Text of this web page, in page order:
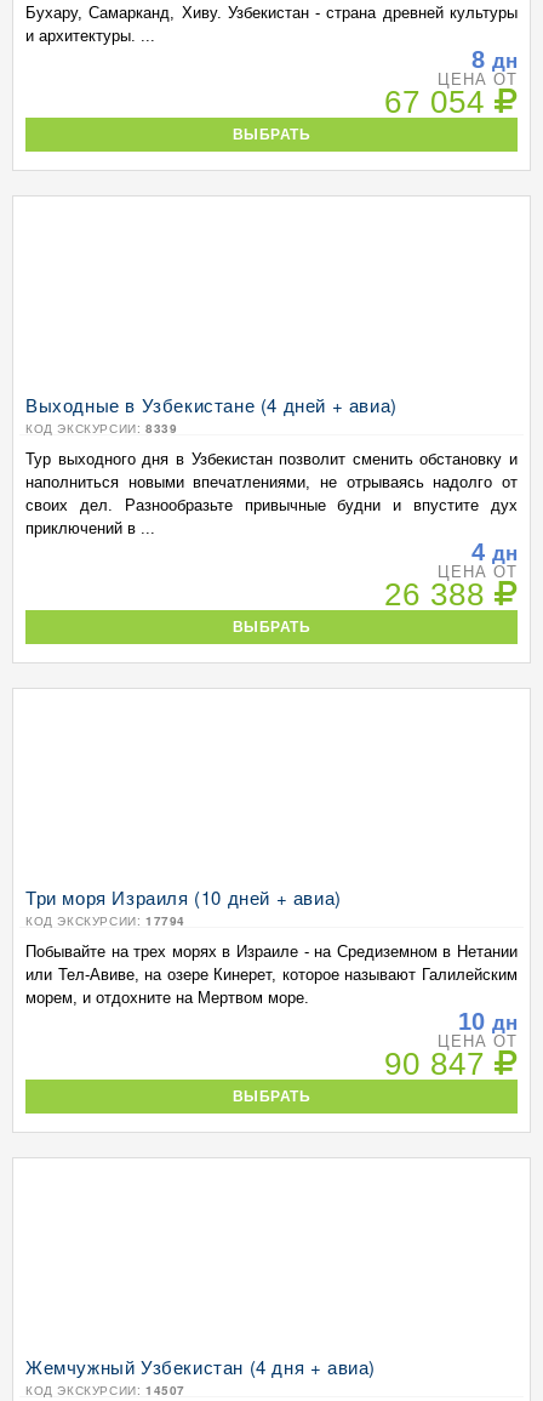
Бухару, Самарканд, Хиву. Узбекистан - страна древней культуры
и архитектуры. ...
8 дн
ЦЕНА ОТ
67 054
ВЫБРАТЬ
Выходные в Узбекистане (4 дней + авиа)
КОД ЭКСКУРСИИ: 8339
Тур выходного дня в Узбекистан позволит сменить обстановку и
наполниться новыми впечатлениями, не отрываясь надолго от
своих дел. Разнообразьте привычные будни и впустите дух
приключений в ...
4 дн
ЦЕНА ОТ
26 388
ВЫБРАТЬ
Три моря Израиля (10 дней + авиа)
КОД ЭКСКУРСИИ: 17794
Побывайте на трех морях в Израиле - на Средиземном в Нетании
или Тел-Авиве, на озере Кинерет, которое называют Галилейским
морем, и отдохните на Мертвом море.
10 дн
ЦЕНА ОТ
90 847
ВЫБРАТЬ
Жемчужный Узбекистан (4 дня + авиа)
КОД ЭКСКУРСИИ: 14507